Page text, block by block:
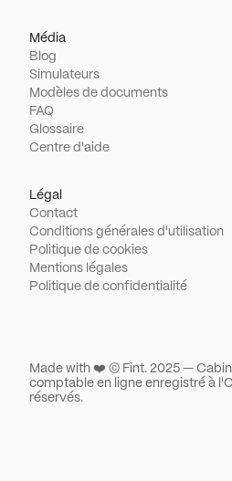
Média
Blog
Simulateurs
Modèles de documents
FAQ
Glossaire
Centre d'aide
Légal
Contact
Conditions générales d'utilisation
Politique de cookies
Mentions légales
Politique de confidentialité
Made with ❤️ © Fint. 2025 —
comptable en ligne enregistré à
réservés.